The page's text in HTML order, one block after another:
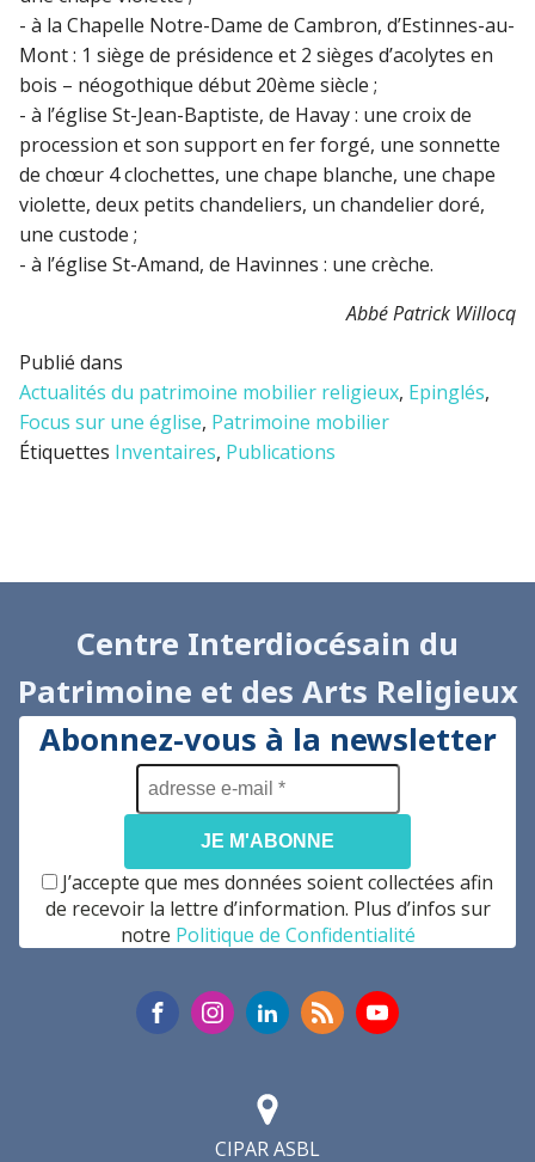
- à la Chapelle Notre-Dame de Cambron, d’Estinnes-au-
Mont : 1 siège de présidence et 2 sièges d’acolytes en
bois – néogothique début 20ème siècle ;
- à l’église St-Jean-Baptiste, de Havay : une croix de
procession et son support en fer forgé, une sonnette
de chœur 4 clochettes, une chape blanche, une chape
violette, deux petits chandeliers, un chandelier doré,
une custode ;
- à l’église St-Amand, de Havinnes : une crèche.
Abbé Patrick Willocq
Publié dans
Actualités du patrimoine mobilier religieux, Epinglés,
Focus sur une église, Patrimoine mobilier
Étiquettes Inventaires, Publications
Centre Interdiocésain du
Patrimoine et des Arts Religieux
CIPAR ASBL
Abonnez-vous à la newsletter
adresse
e-
mail
*
J’accepte que mes données soient collectées afin
de recevoir la lettre d’information. Plus d’infos sur
notre Politique de Confidentialité